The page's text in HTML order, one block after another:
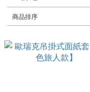
商品排序